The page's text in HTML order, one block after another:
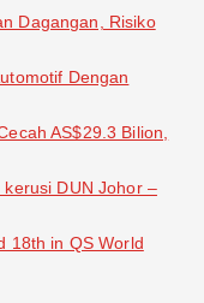
Dagangan, Risiko
Dengan
AS$29.3 Bilion,
DUN Johor –
18th in QS World